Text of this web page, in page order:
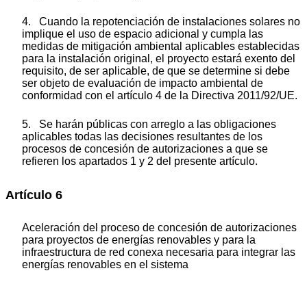
4. Cuando la repotenciación de instalaciones solares no
implique el uso de espacio adicional y cumpla las
medidas de mitigación ambiental aplicables establecidas
para la instalación original, el proyecto estará exento del
requisito, de ser aplicable, de que se determine si debe
ser objeto de evaluación de impacto ambiental de
conformidad con el artículo 4 de la Directiva 2011/92/UE.
5. Se harán públicas con arreglo a las obligaciones
aplicables todas las decisiones resultantes de los
procesos de concesión de autorizaciones a que se
refieren los apartados 1 y 2 del presente artículo.
Artículo 6
Aceleración del proceso de concesión de autorizaciones
para proyectos de energías renovables y para la
infraestructura de red conexa necesaria para integrar las
energías renovables en el sistema